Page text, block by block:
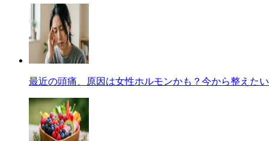
最近の頭痛、原因は女性ホルモンかも？今から整えた